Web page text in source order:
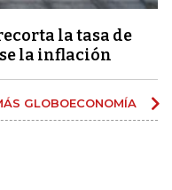
la tasa de
la inflación
GLOBOECONOMÍA